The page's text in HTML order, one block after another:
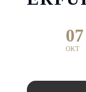
07
OKT